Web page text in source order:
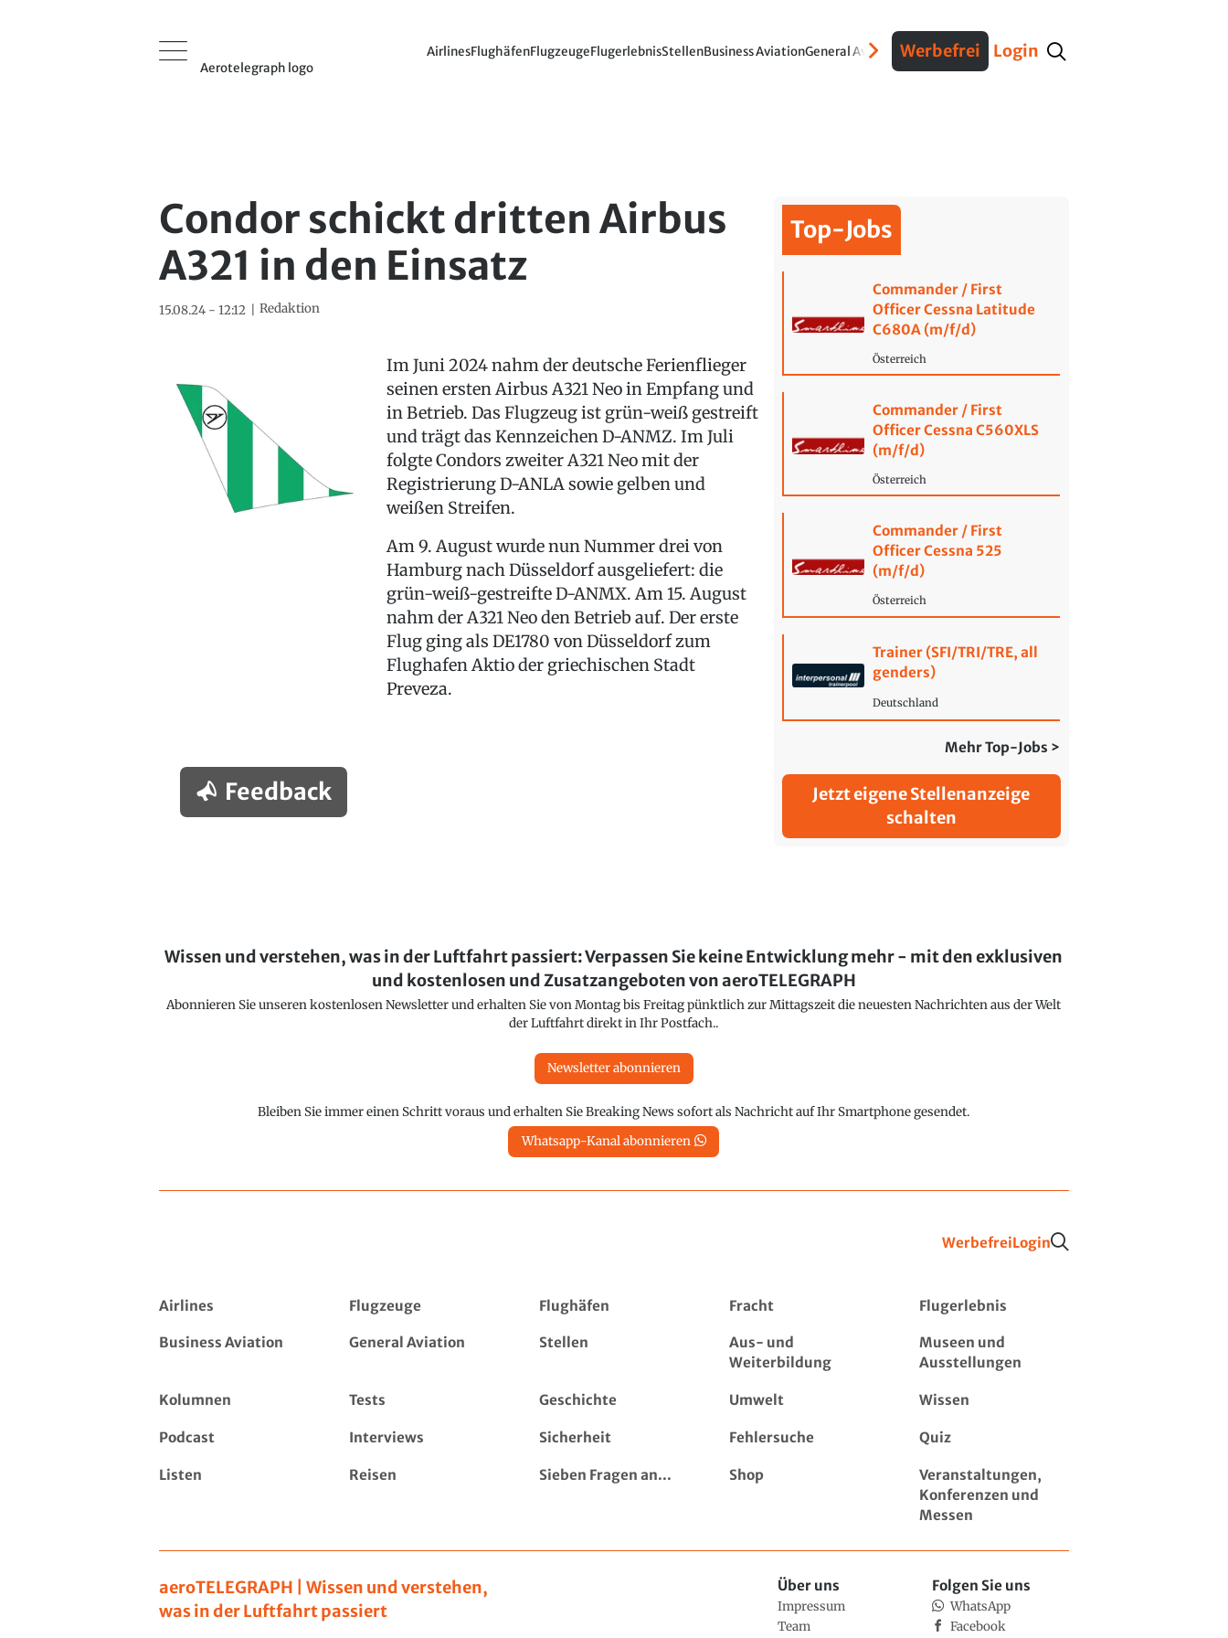
Aerotelegraph logo
AirlinesFlughäfenFlugzeugeFlugerlebnisStellenBusiness AviationGeneral AviationVerteidigungInterviews Fracht
Werbefrei Login
Condor schickt dritten Airbus
A321 in den Einsatz
15.08.24 - 12:12 Redaktion
Im Juni 2024 nahm der deutsche Ferienflieger
seinen ersten Airbus A321 Neo in Empfang und
in Betrieb. Das Flugzeug ist grün-weiß gestreift
und trägt das Kennzeichen D-ANMZ. Im Juli
folgte Condors zweiter A321 Neo mit der
Registrierung D-ANLA sowie gelben und
weißen Streifen.
Am 9. August wurde nun Nummer drei von
Hamburg nach Düsseldorf ausgeliefert: die
grün-weiß-gestreifte D-ANMX. Am 15. August
nahm der A321 Neo den Betrieb auf. Der erste
Flug ging als DE1780 von Düsseldorf zum
Flughafen Aktio der griechischen Stadt
Preveza.
Feedback
Top-Jobs
Commander / First
Officer Cessna Latitude
C680A (m/f/d)
Österreich
Commander / First
Officer Cessna C560XLS
(m/f/d)
Österreich
Commander / First
Officer Cessna 525
(m/f/d)
Österreich
Trainer (SFI/TRI/TRE, all
genders)
Deutschland
Mehr Top-Jobs >
Jetzt eigene Stellenanzeige
schalten
Wissen und verstehen, was in der Luftfahrt passiert: Verpassen Sie keine Entwicklung mehr - mit den exklusiven
und kostenlosen und Zusatzangeboten von aeroTELEGRAPH
Abonnieren Sie unseren kostenlosen Newsletter und erhalten Sie von Montag bis Freitag pünktlich zur Mittagszeit die neuesten Nachrichten aus der Welt
der Luftfahrt direkt in Ihr Postfach..
Newsletter abonnieren
Bleiben Sie immer einen Schritt voraus und erhalten Sie Breaking News sofort als Nachricht auf Ihr Smartphone gesendet.
Whatsapp-Kanal abonnieren
WerbefreiLogin
Airlines Flugzeuge Flughäfen Fracht Flugerlebnis
Business Aviation General Aviation Stellen
Aus- und
Weiterbildung
Museen und
Ausstellungen
Kolumnen Tests Geschichte Umwelt Wissen
Podcast Interviews Sicherheit Fehlersuche Quiz
Listen Reisen Sieben Fragen an... Shop
Veranstaltungen,
Konferenzen und
Messen
aeroTELEGRAPH | Wissen und verstehen,
was in der Luftfahrt passiert
Über uns
Impressum
Team
Folgen Sie uns
WhatsApp
Facebook